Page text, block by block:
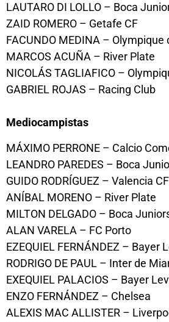
LAUTARO DI LOLLO – Boca
ZAID ROMERO – Getafe CF
FACUNDO MEDINA – Olympique
MARCOS ACUÑA – River Plate
NICOLÁS TAGLIAFICO –
GABRIEL ROJAS – Racing Club
Mediocampistas
MÁXIMO PERRONE – Calcio
LEANDRO PAREDES – Boca
GUIDO RODRÍGUEZ – Valencia CF
ANÍBAL MORENO – River Plate
MILTON DELGADO – Boca
ALAN VARELA – FC Porto
EZEQUIEL FERNÁNDEZ – Bayer
RODRIGO DE PAUL – Inter de
EXEQUIEL PALACIOS – Bayer
ENZO FERNÁNDEZ – Chelsea
ALEXIS MAC ALLISTER –